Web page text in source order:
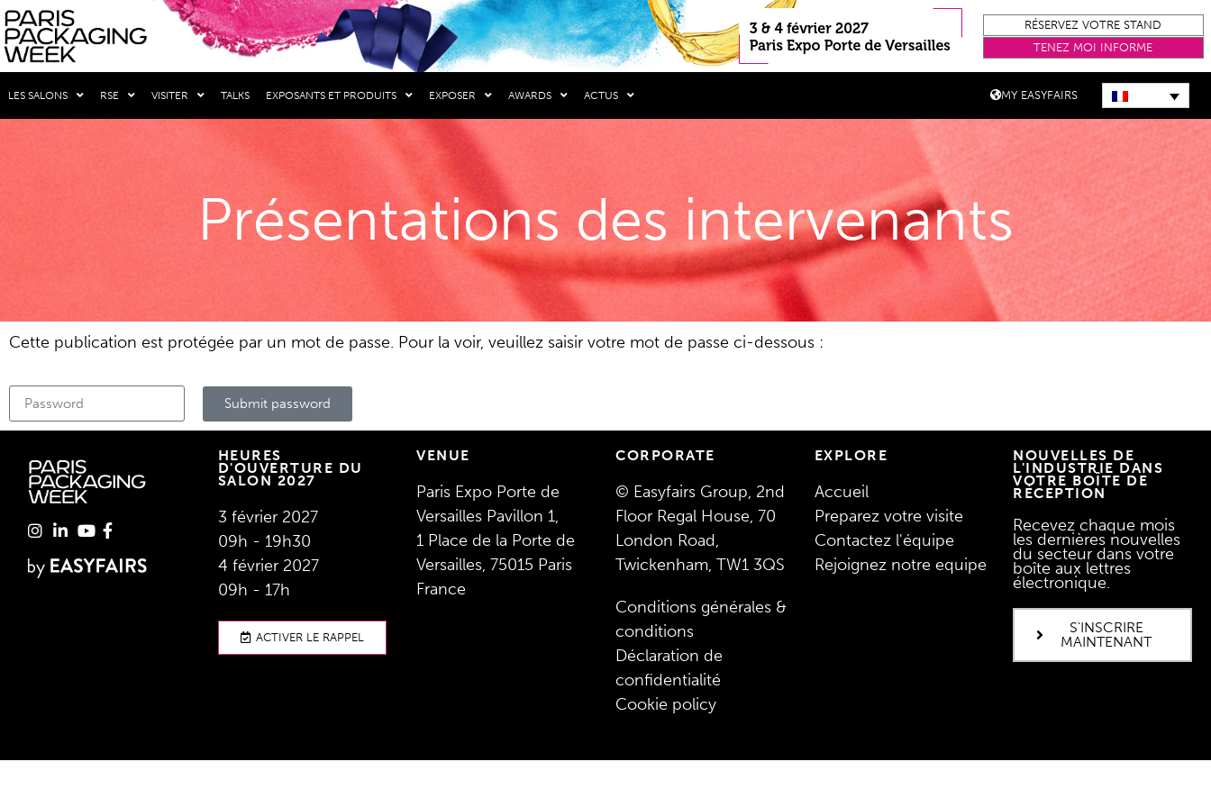
RÉSERVEZ VOTRE STAND
TENEZ MOI INFORME
LES SALONS RSE VISITER TALKS EXPOSANTS ET PRODUITS EXPOSER AWARDS ACTUS MY EASYFAIRS
Présentations des intervenants
Cette publication est protégée par un mot de passe. Pour la voir, veuillez saisir votre mot de passe ci-dessous :
Submit password
HEURES
D'OUVERTURE DU
SALON 2027
3 février 2027
09h - 19h30
4 février 2027
09h - 17h
ACTIVER LE RAPPEL
VENUE
Paris Expo Porte de
Versailles Pavillon 1,
1 Place de la Porte de
Versailles, 75015 Paris
France
CORPORATE
© Easyfairs Group, 2nd
Floor Regal House, 70
London Road,
Twickenham, TW1 3QS
Conditions générales &
conditions
Déclaration de
confidentialité
Cookie policy
EXPLORE
Accueil
Preparez votre visite
Contactez l'équipe
Rejoignez notre equipe
NOUVELLES DE
L'INDUSTRIE DANS
VOTRE BOÎTE DE
RÉCEPTION
Recevez chaque mois
les dernières nouvelles
du secteur dans votre
boîte aux lettres
électronique.
S'INSCRIRE
MAINTENANT